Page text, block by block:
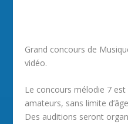
Grand concours de
vidéo.
Le concours mélodie 7
amateurs, sans limite
Des auditions seront